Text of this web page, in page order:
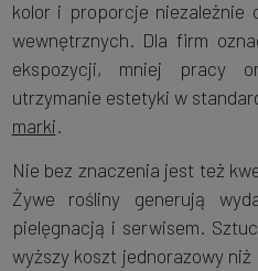
kolor i proporcje niezależnie
wewnętrznych. Dla firm
ekspozycji, mniej pracy
utrzymanie estetyki w
marki.
Nie bez znaczenia jest też
Żywe rośliny generują
pielęgnacją i serwisem.
wyższy koszt jednorazowy